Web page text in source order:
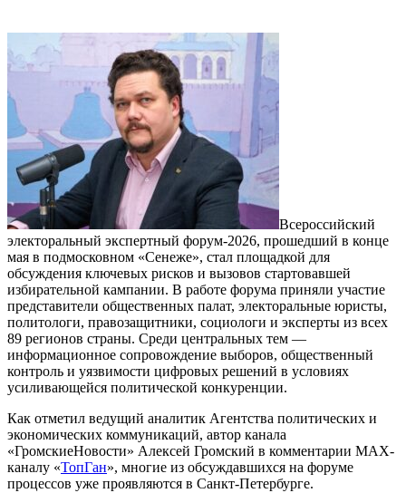
Всероссийский
электоральный экспертный форум-2026, прошедший в конце
мая в подмосковном «Сенеже», стал площадкой для
обсуждения ключевых рисков и вызовов стартовавшей
избирательной кампании. В работе форума приняли участие
представители общественных палат, электоральные юристы,
политологи, правозащитники, социологи и эксперты из всех
89 регионов страны. Среди центральных тем —
информационное сопровождение выборов, общественный
контроль и уязвимости цифровых решений в условиях
усиливающейся политической конкуренции.
Как отметил ведущий аналитик Агентства политических и
экономических коммуникаций, автор канала
«ГромскиеНовости» Алексей Громский в комментарии MAX-
каналу «ТопГан», многие из обсуждавшихся на форуме
процессов уже проявляются в Санкт-Петербурге.